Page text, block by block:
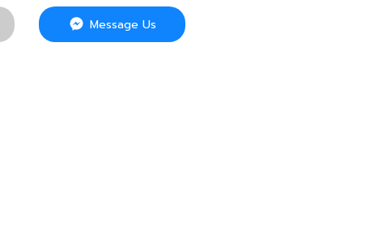
Message Us